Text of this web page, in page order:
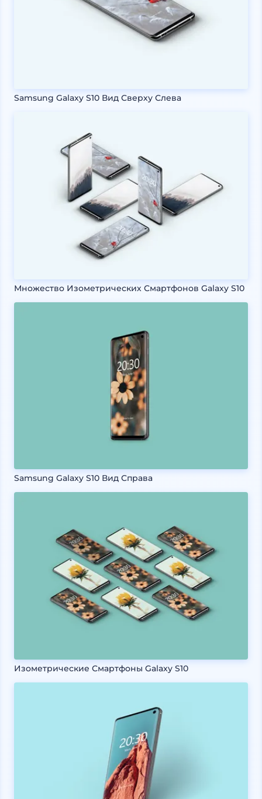
Samsung Galaxy S10 Вид Сверху Слева
Множество Изометрических Смартфонов Galaxy S10
Samsung Galaxy S10 Вид Справа
Изометрические Смартфоны Galaxy S10